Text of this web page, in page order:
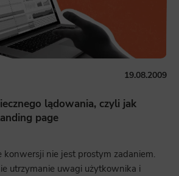
19.08.2009
lądowania, czyli jak
page
konwersji nie jest prostym zadaniem.
utrzymanie uwagi użytkownika i